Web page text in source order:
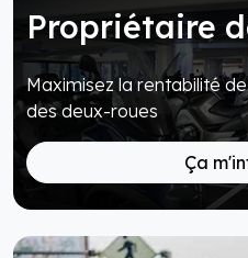
Propriétaire
Maximisez la rentabilité
des deux-roues
Ça